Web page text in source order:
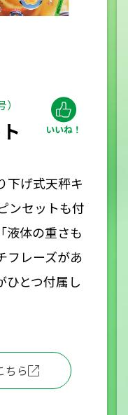
下げ式天秤キ
ンセットも付
液体の重さも
フレーズがあ
ひとつ付属し
ちら